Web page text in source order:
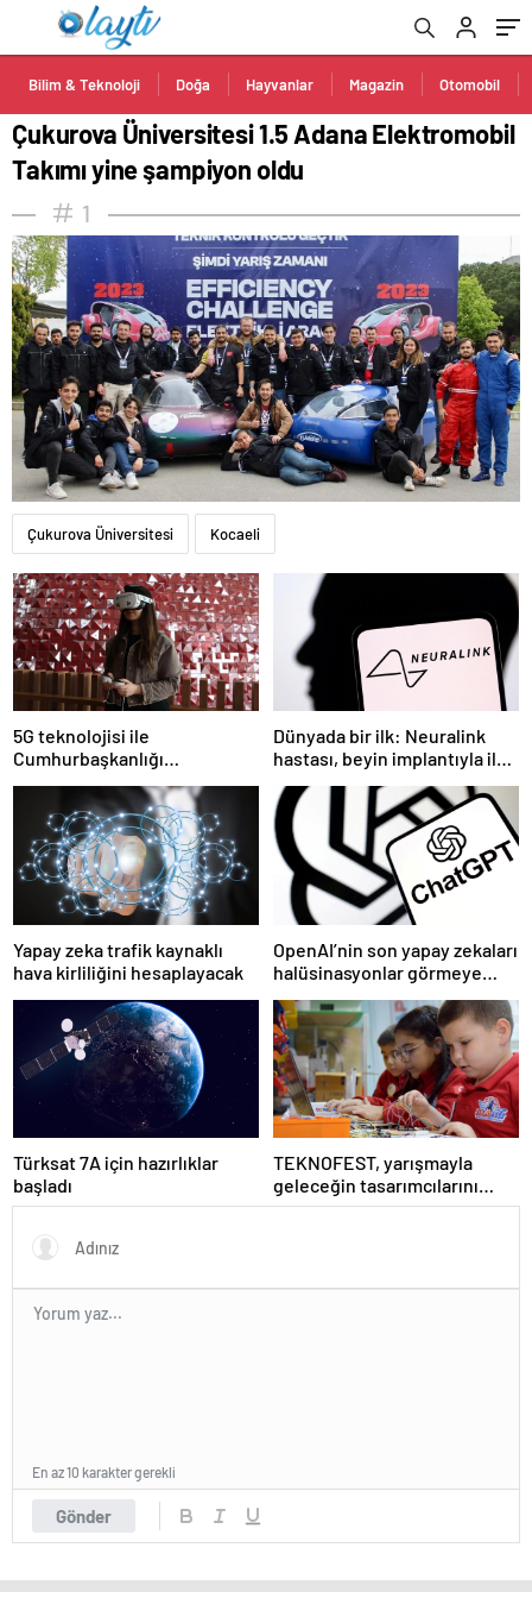
Bilim & Teknoloji Doğa Hayvanlar Magazin Otomobil
Çukurova Üniversitesi 1.5 Adana Elektromobil
Takımı yine şampiyon oldu
1
Çukurova Üniversitesi Kocaeli
5G teknolojisi ile
Cumhurbaşkanlığı
Külliyesi’ndeki konser
AKM’ye taşındı
Dünyada bir ilk: Neuralink
hastası, beyin implantıyla ilk
kez YouTube videosu
hazırladı
Yapay zeka trafik kaynaklı
hava kirliliğini hesaplayacak
OpenAI’nin son yapay zekaları
halüsinasyonlar görmeye
Türksat 7A için hazırlıklar
başladı
TEKNOFEST, yarışmayla
geleceğin tasarımcılarını
seçiyor
Gönder
En az 10 karakter gerekli